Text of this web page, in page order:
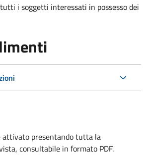
i soggetti interessati in possesso dei
attivato presentando tutta la
consultabile in formato PDF.